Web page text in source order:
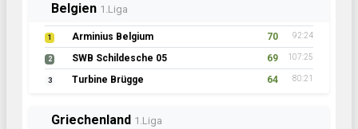
Belgien 1.Liga
1 Arminius Belgium 70 92:24
2 SWB Schildesche 05 69 107:25
3 Turbine Brügge 64 80:21
Griechenland 1.Liga